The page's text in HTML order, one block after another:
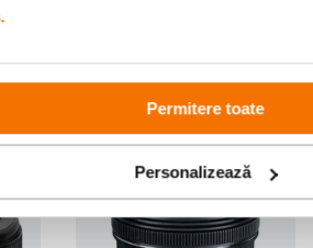
Permitere toate
Personalizează
categorie